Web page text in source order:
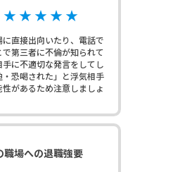
★ ★ ★ ★ ★
直接出向いたり、電話で
第三者に不倫が知られて
に不適切な発言をしてし
・恐喝された」と浮気相手
があるため注意しましょ
職場への退職強要